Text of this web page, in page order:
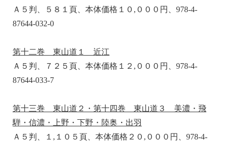
Ａ５判、５８１頁、本体価格１０,０００円、978-4-
87644-032-0
第十二巻 東山道１ 近江
Ａ５判、７２５頁、本体価格１２,０００円、978-4-
87644-033-7
第十三巻 東山道２・第十四巻 東山道３ 美濃・飛
騨・信濃・上野・下野・陸奥・出羽
Ａ５判、１,１０５頁、本体価格２０,０００円、978-4-